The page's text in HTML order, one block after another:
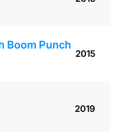
Boom Punch
2015
2019